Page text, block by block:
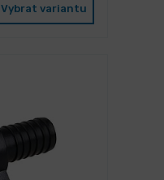
Vybrat variantu